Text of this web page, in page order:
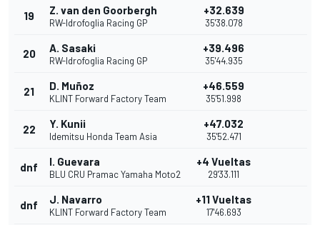
19 Z. van den Goorbergh
RW-Idrofoglia Racing GP
+32.639
35'38.078
20 A. Sasaki
RW-Idrofoglia Racing GP
+39.496
35'44.935
21 D. Muñoz
KLINT Forward Factory Team
+46.559
35'51.998
22 Y. Kunii
Idemitsu Honda Team Asia
+47.032
35'52.471
dnf I. Guevara
BLU CRU Pramac Yamaha Moto2
+4 Vueltas
29'33.111
dnf J. Navarro
KLINT Forward Factory Team
+11 Vueltas
17'46.693